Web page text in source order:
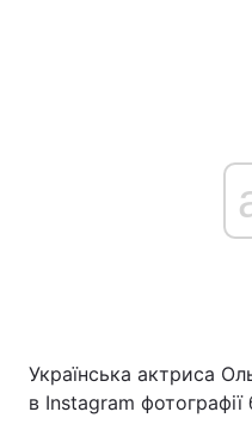
Українська актриса
в Instagram фотографії